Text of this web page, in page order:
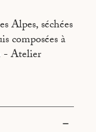
Alpes, séchées
composées à
- Atelier